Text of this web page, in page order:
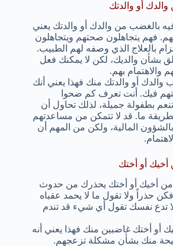
أو والدتك
بالغضب من والدك أو والدتك يعني
فهم يتجاهلون صحتهم ويتجاهلون
بالعلاج الذي وصفه لهم الطبيب.
بشأن والديك، لكن لا يمكنك فعل
والاهتمام بهم.
والدك أو والدتك منك فهذا يعني أنك
فيك. أنت تعرف كم ضحوا
بطفولة جميلة، لذلك تحاول أن
ما. قد لا تتمكن من مساعدتهم
بالشؤون المالية، ولكن من المهم أن
أو أختك
من أخيك أو أختك يحذرك من حدوث
حذراً ولا تقول ما لا يحمد عقباه
نفسك تقول أي شيء قد تندم
أو أختك غاضبين منك فهذا يعني أنه
منك بشأن مشكلة تزعجهم.